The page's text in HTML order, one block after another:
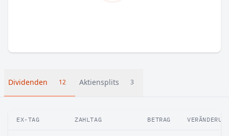
Dividenden 12 Aktiensplits 3
EX-TAG ZAHLTAG BETRAG